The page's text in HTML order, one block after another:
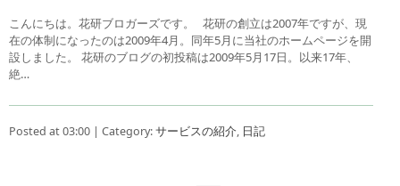
こんにちは。花研ブロガーズです。 花研の創立は2007年ですが、現
在の体制になったのは2009年4月。同年5月に当社のホームページを開
設しました。 花研のブログの初投稿は2009年5月17日。以来17年、
絶…
Posted at 03:00 | Category:サービスの紹介, 日記